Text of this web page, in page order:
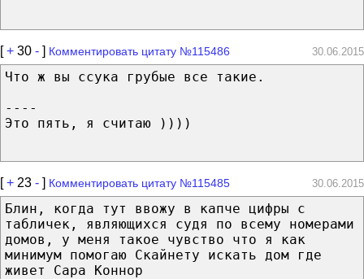
[+ 30 - ] Комментировать цитату №115486 30.06.2015
Что ж вы ссука грубые все такие.
----
Это пять, я считаю ))))
[+ 23 - ] Комментировать цитату №115485 30.06.2015
Блин, когда тут ввожу в капче цифры с
табличек, являющихся судя по всему номерами
домов, у меня такое чувство что я как
минимум помогаю Скайнету искать дом где
живет Сара Коннор